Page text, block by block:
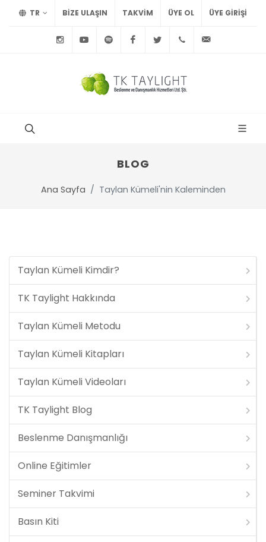
TR BİZE ULAŞIN TAKVİM ÜYE OL ÜYE GIRIŞI
InstagramYoutubeSpotify FacebookTwitter +90
BLOG
Ana Sayfa Taylan Kümeli'nin Kaleminden
Taylan Kümeli Kimdir?
TK Taylight Hakkında
Taylan Kümeli Metodu
Taylan Kümeli Kitapları
Taylan Kümeli Videoları
TK Taylight Blog
Beslenme Danışmanlığı
Online Eğitimler
Seminer Takvimi
Basın Kiti